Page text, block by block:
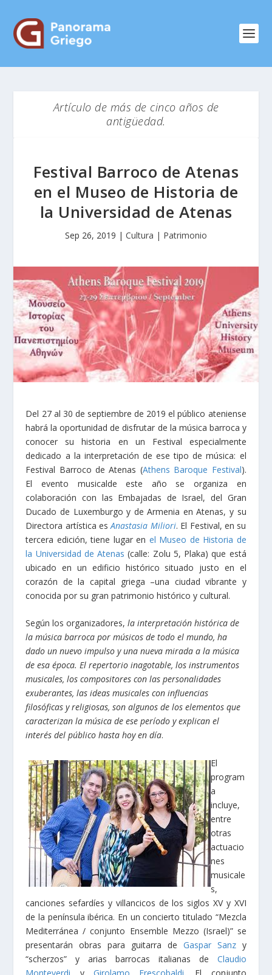
Artículo de más de cinco años de
antigüedad.
Festival Barroco de Atenas
en el Museo de Historia de
la Universidad de Atenas
Sep 26, 2019 | Cultura | Patrimonio
Del 27 al 30 de septiembre de 2019 el público ateniense
habrá la oportunidad de disfrutar de la música barroca y
conocer su historia en un Festival especialmente
dedicado a la interpretación de ese tipo de música: el
Festival Barroco de Atenas (Athens Baroque Festival).
El evento musicalde este año se organiza en
colaboración con las Embajadas de Israel, del Gran
Ducado de Luxemburgo y de Armenia en Atenas, y su
Directora artística esAnastasia Miliori. El Festival, en su
tercera edición, tiene lugaren el Museo de Historia de
la Universidad de Atenas (calle: Zolu 5, Plaka) que está
ubicado en un edificio histórico situado justo en el
corazón de la capital griega –una ciudad vibrante y
conocida por su gran patrimonio histórico y cultural.
Según los organizadores,la interpretación histórica de
la música barroca por músicos de todo el mundo, ha
dado un nuevo impulso y una nueva mirada a la música
de esa época. El repertorio inagotable, los instrumentos
musicales, los compositores con las personalidades
exuberantes, las ideas musicales con influencias
filosóficas y religiosas, son algunos de los elementos que
caracterizan la música de ese período y explican el
interés del público hasta hoy en día.
El
program
a
incluye,
entre
otras
actuacio
nes
musicale
s,
canciones sefardíes y villancicos de los siglos XV y XVI
de la península ibérica. En un concierto titulado “Mezcla
Mediterránea / conjunto Ensemble Mezzo (Israel)” se
presentarán obras para guitarra de Gaspar Sanzy
“scherzos” y arias barrocas italianas de Claudio
Monteverdi y Girolamo Frescobaldi. El conjunto